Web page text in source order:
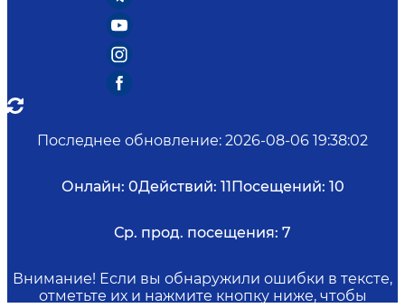
Последнее обновление: 2026-08-06 19:38:02
Онлайн: 0Действий: 11Посещений: 10
Ср. прод. посещения: 7
Внимание! Если вы обнаружили ошибки в тексте,
отметьте их и нажмите кнопку ниже, чтобы